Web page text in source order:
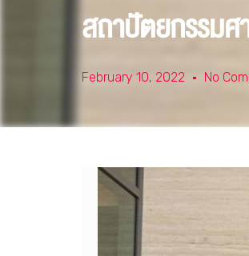
สถาปัตยกรรมศ
February 10, 2022 No